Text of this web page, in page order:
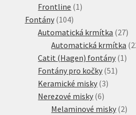
Frontline 1 1
Fontány 104104
produktů
Automatická krmítka 2727
Automatická krmítka
Catit (Hagen) fontány 1 1
Fontány pro kočky 51 51
Keramické misky 33
Nerezové misky 66
produktů
Melaminové misky 22